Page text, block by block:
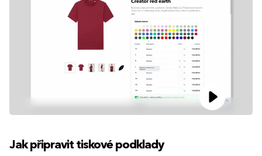
Jak připravit tiskové podklady